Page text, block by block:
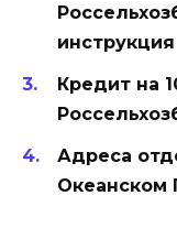
инструкция
Кредит на
Адреса
Океанском